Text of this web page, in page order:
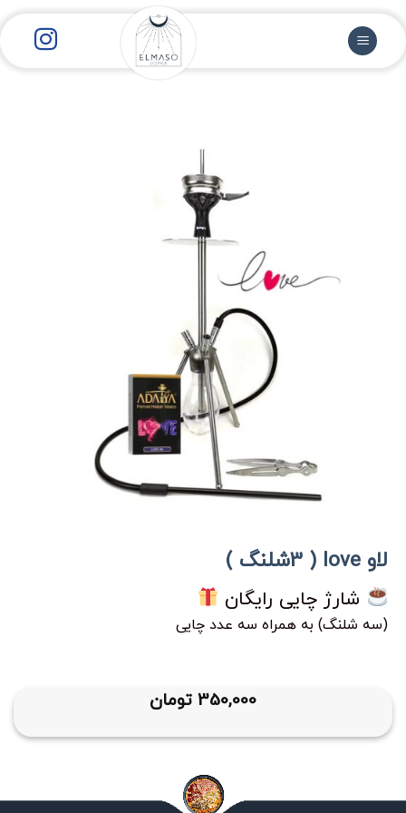
محتوا
لاو love ( 3شلنگ )
شارژ چایی رایگان
(سه شلنگ) به همراه سه عدد چایی
350,000 تومان